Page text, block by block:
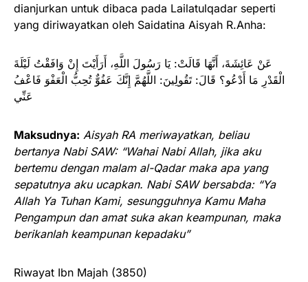
dianjurkan untuk dibaca pada Lailatulqadar seperti
yang diriwayatkan oleh Saidatina Aisyah R.Anha:
عَنْ عَائِشَةَ، أَنَّهَا قَالَتْ: يَا رَسُولَ اللَّهِ، أَرَأَيْتَ إِنْ وَافَقْتُ لَيْلَةَ
الْقَدْرِ مَا أَدْعُو؟ قَالَ: تَقُولِينَ: ‌اللَّهُمَّ ‌إِنَّكَ ‌عَفُوٌّ ‌تُحِبُّ ‌الْعَفْوَ ‌فَاعْفُ
‌عَنِّي
Maksudnya: Aisyah RA meriwayatkan, beliau
bertanya Nabi SAW: “Wahai Nabi Allah, jika aku
bertemu dengan malam al-Qadar maka apa yang
sepatutnya aku ucapkan. Nabi SAW bersabda: “Ya
Allah Ya Tuhan Kami, sesungguhnya Kamu Maha
Pengampun dan amat suka akan keampunan, maka
berikanlah keampunan kepadaku”
Riwayat Ibn Majah (3850)